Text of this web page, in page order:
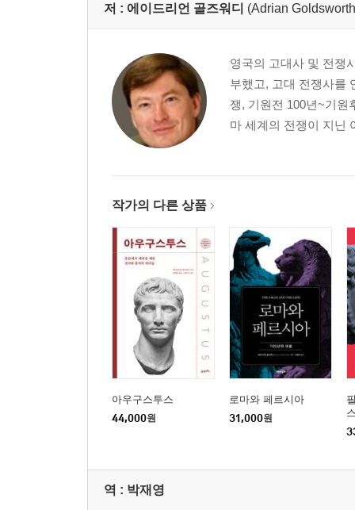
저 : 에이드리언 골즈워디 (Adrian
영국의 고대사 및 전쟁
부했고, 고대 전쟁사를
쟁, 기원전 100년~기원
마 세계의 전쟁이 지닌
작가의 다른 상품
아우구스투스
44,000원
로마와 페르시아
31,000원
역 : 박재영